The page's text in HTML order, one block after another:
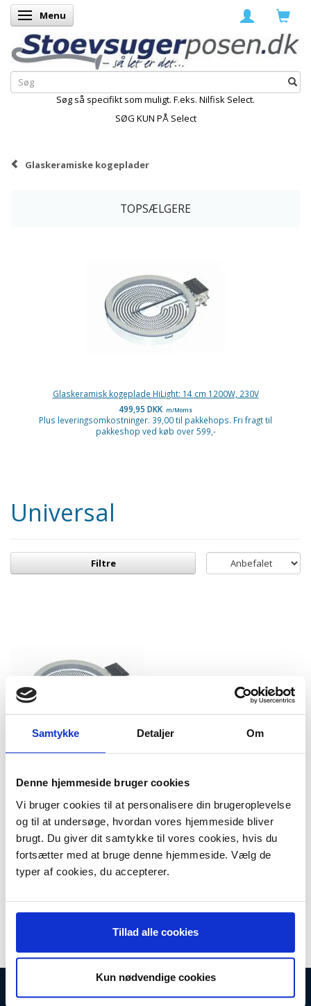
Samtykke Detaljer Om
Denne hjemmeside bruger cookies
Vi bruger cookies til at personalisere din brugeroplevelse
og til at undersøge, hvordan vores hjemmeside bliver
brugt. Du giver dit samtykke til vores cookies, hvis du
fortsætter med at bruge denne hjemmeside. Vælg de
typer af cookies, du accepterer.
Tillad alle cookies
Kun nødvendige cookies
Skifte navigation
Menu
Søg så specifikt som muligt. F.eks. Nilfisk Select.
SØG KUN PÅ Select
Glaskeramiske kogeplader
TOPSÆLGERE
Glaskeramisk kogeplade HiLight: 14 cm 1200W, 230V
499,95 DKK m/Moms
Plus leveringsomkostninger. 39,00 til pakkehops. Fri fragt til
pakkeshop ved køb over 599,-
Universal
Filtre
HiLight: 14 cm 1200W, 230V
Model/varenr.: 501097
499,95 DKK m/Moms
Plus leveringsomkostninger.
39,00 til pakkehops. Fri fragt til
På lager